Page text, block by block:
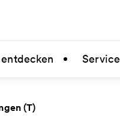
Service
(T)